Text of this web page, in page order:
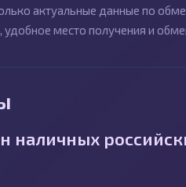
актуальные данные по
место получения и